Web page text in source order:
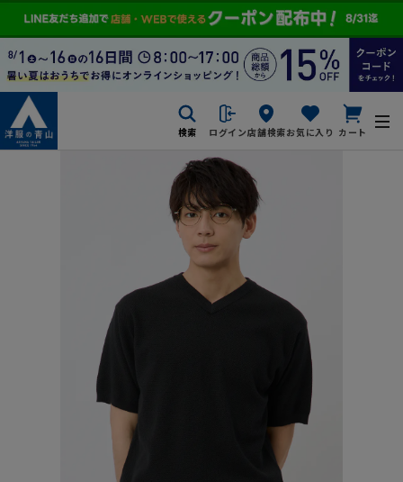
検索 ログイン店舗検索お気に入り カート